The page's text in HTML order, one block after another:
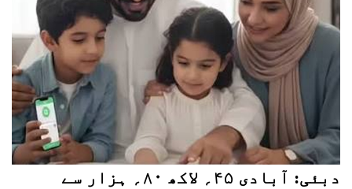
دبئی: آبادی ۴۵؍ لاکھ ۸۰؍ ہزار سے